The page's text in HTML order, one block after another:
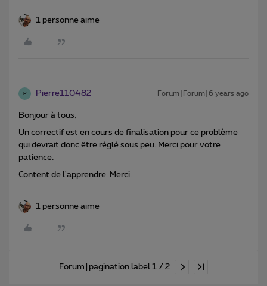
1 personne aime
P Pierre110482 Forum|Forum|6 years ago
Bonjour à tous,
Un correctif est en cours de finalisation pour ce problème
qui devrait donc être réglé sous peu. Merci pour votre
patience.
Content de l'apprendre. Merci.
1 personne aime
Forum|pagination.label 1 / 2